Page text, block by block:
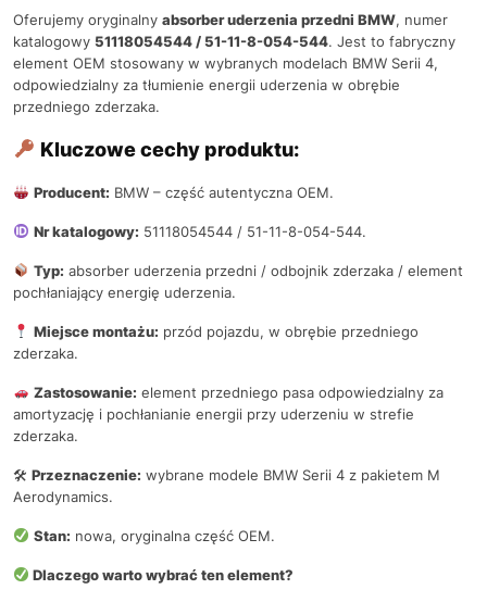
Oferujemy oryginalny absorber uderzenia przedni BMW, numer
katalogowy 51118054544 / 51-11-8-054-544. Jest to fabryczny
element OEM stosowany w wybranych modelach BMW Serii 4,
odpowiedzialny za tłumienie energii uderzenia w obrębie
przedniego zderzaka.
Kluczowe cechy produktu:
Producent: BMW – część autentyczna OEM.
Nr katalogowy: 51118054544 / 51-11-8-054-544.
Typ: absorber uderzenia przedni / odbojnik zderzaka / element
pochłaniający energię uderzenia.
Miejsce montażu: przód pojazdu, w obrębie przedniego
zderzaka.
Zastosowanie: element przedniego pasa odpowiedzialny za
amortyzację i pochłanianie energii przy uderzeniu w strefie
zderzaka.
🛠 Przeznaczenie: wybrane modele BMW Serii 4 z pakietem M
Aerodynamics.
Stan: nowa, oryginalna część OEM.
Dlaczego warto wybrać ten element?